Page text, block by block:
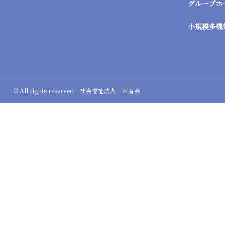
グループホ
小規模多機
© All rights reserved 社会福祉法人 阿育会